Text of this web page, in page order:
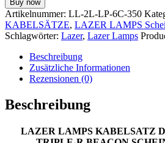
KABELSATZ
DOPPEL
LANG
(FÜR
TRIPLE-
BEACON
SCHEINWERFER,
12V)
Menge
Buy now
Artikelnummer: LL-2L-LP-6C-350
KABELSÄTZE, LAZER LAMPS
Schlagwörter: Lazer, Lazer Lamps
Beschreibung
Zusätzliche Informationen
Rezensionen (0)
Beschreibung
LAZER LAMPS KABELSATZ